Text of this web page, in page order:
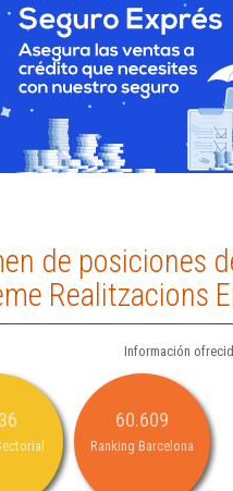
de posiciones
Realitzacions
Información
60.609
Ranking Barcelona